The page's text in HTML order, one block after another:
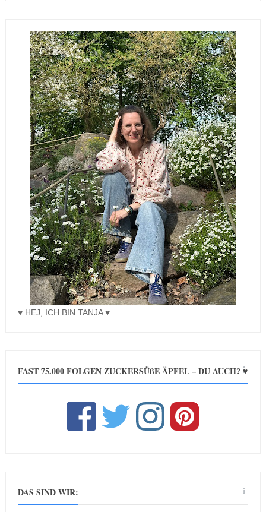
♥ HEJ, ICH BIN TANJA ♥
FAST 75.000 FOLGEN ZUCKERSÜßE ÄPFEL – DU AUCH? ♥
DAS SIND WIR: